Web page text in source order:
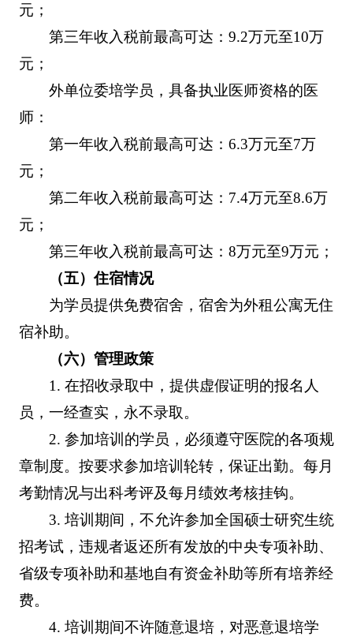
元；
第三年收入税前最高可达：9.2万元至10万
元；
外单位委培学员，具备执业医师资格的医
师：
第一年收入税前最高可达：6.3万元至7万
元；
第二年收入税前最高可达：7.4万元至8.6万
元；
第三年收入税前最高可达：8万元至9万元；
（五）住宿情况
为学员提供免费宿舍，宿舍为外租公寓无住
宿补助。
（六）管理政策
1. 在招收录取中，提供虚假证明的报名人
员，一经查实，永不录取。
2. 参加培训的学员，必须遵守医院的各项规
章制度。按要求参加培训轮转，保证出勤。每月
考勤情况与出科考评及每月绩效考核挂钩。
3. 培训期间，不允许参加全国硕士研究生统
招考试，违规者返还所有发放的中央专项补助、
省级专项补助和基地自有资金补助等所有培养经
费。
4. 培训期间不许随意退培，对恶意退培学